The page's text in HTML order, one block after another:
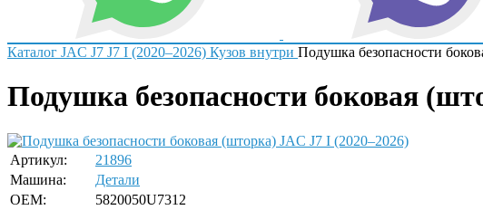
Каталог JAC J7 J7 I (2020–2026) Кузов внутри Подушка безопасности
Подушка безопасности боковая
Артикул:
21896
Машина:
Детали
OEM:
5820050U7312